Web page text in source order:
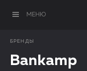
МЕНЮ
БРЕНДЫ
Bankamp